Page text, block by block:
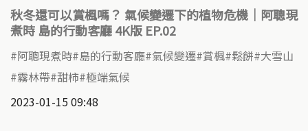
秋冬還可以賞楓嗎？ 氣候變遷下的植物危機｜阿聰現
煮時 島的行動客廳 4K版 EP.02
阿聰現煮時 島的行動客廳 氣候變遷 賞楓 鬆餅 大雪山
霧林帶 甜柿 極端氣候
2023-01-15 09:48